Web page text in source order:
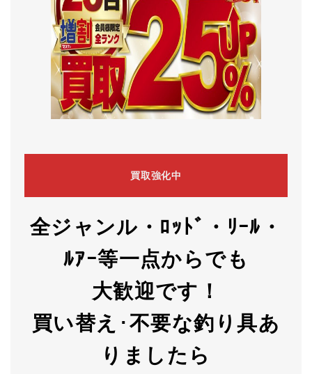
買取強化中
全ジャンル・ﾛｯﾄﾞ・ﾘｰﾙ・
ﾙｱｰ等一点からでも
大歓迎です！
買い替え ･不要な釣り具あ
りましたら